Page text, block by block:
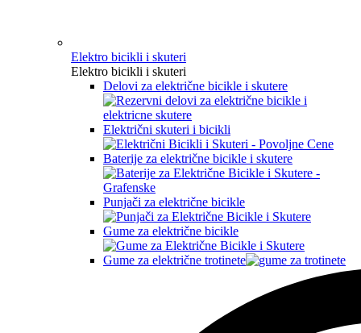
Elektro bicikli i skuteri
Elektro bicikli i skuteri
Delovi za električne bicikle i skutere
Električni skuteri i bicikli
Baterije za električne bicikle i skutere
Punjači za električne bicikle
Gume za električne bicikle
Gume za električne trotinete